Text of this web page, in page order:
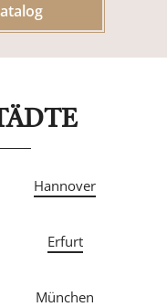
Hannover
Erfurt
München